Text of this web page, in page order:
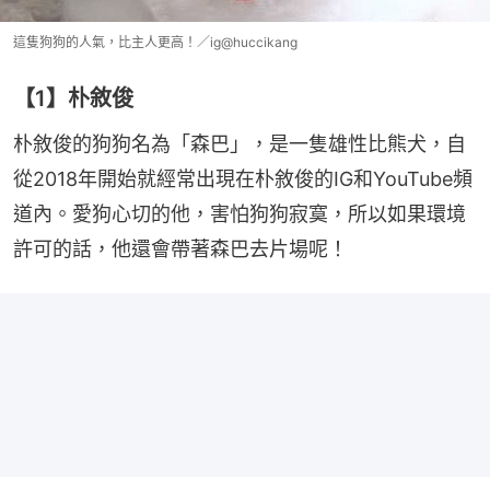
這隻狗狗的人氣，比主人更高！／ig@huccikang
【1】朴敘俊
朴敘俊的狗狗名為「森巴」，是一隻雄性比熊犬，自
從2018年開始就經常出現在朴敘俊的IG和YouTube頻
道內。愛狗心切的他，害怕狗狗寂寞，所以如果環境
許可的話，他還會帶著森巴去片場呢！